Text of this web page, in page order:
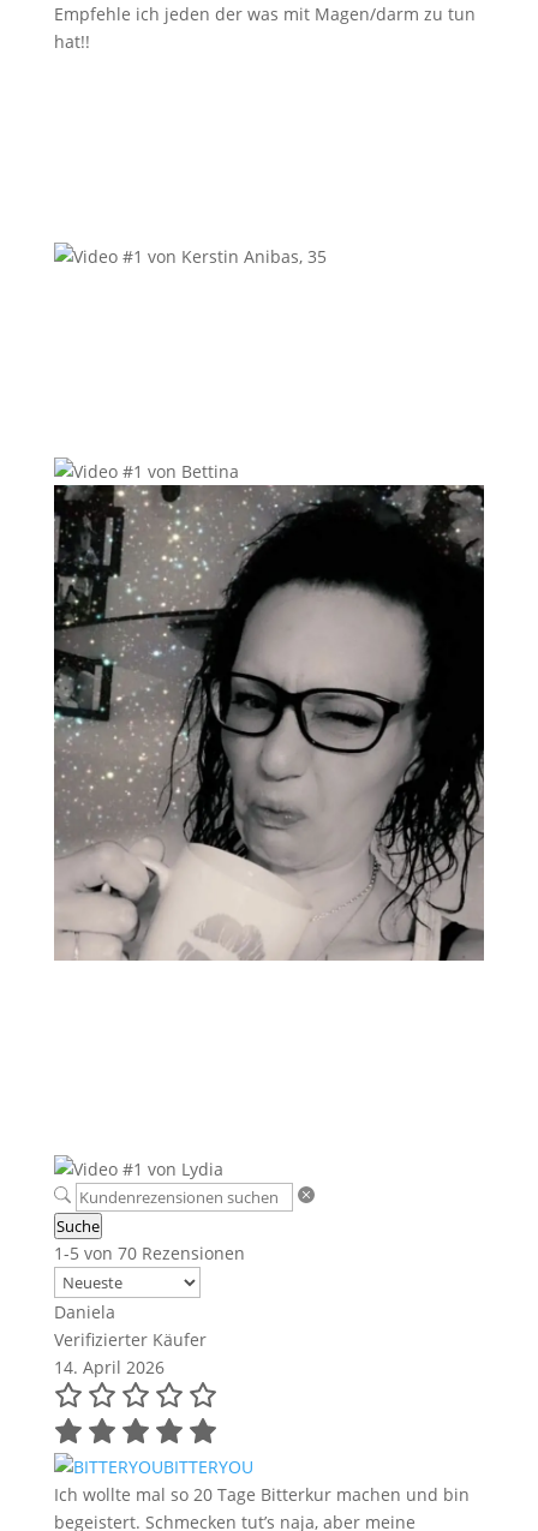
Empfehle ich jeden der was mit Magen/darm zu tun
hat!!
Suche
1-5 von 70 Rezensionen
Daniela
Verifizierter Käufer
14. April 2026
BITTERYOU
Ich wollte mal so 20 Tage Bitterkur machen und bin
begeistert. Schmecken tut’s naja, aber meine